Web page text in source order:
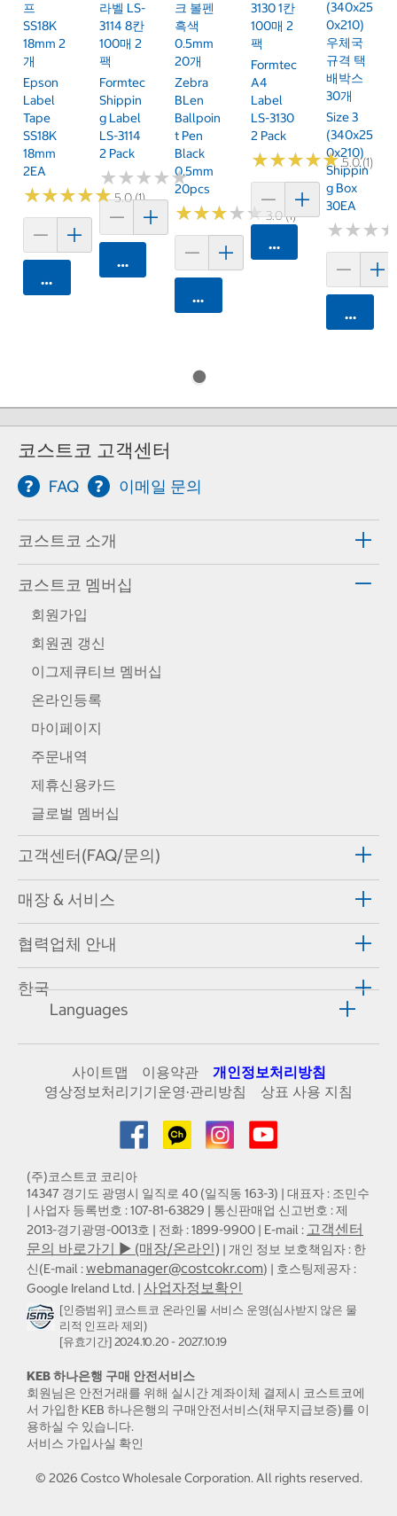
프
SS18K
18mm 2
개
Epson
Label
Tape
SS18K
18mm
2EA
★★★★★
★★★★★5.0 (1)
카트에 담기
라벨 LS-
3114 8칸
100매 2
팩
Formtec
Shippin
G Label
LS-3114
2 Pack
★★★★★
★★★★★
카트에 담기
크 볼펜
흑색
0.5mm
20개
Zebra
BLen
Ballpoin
T Pen
Black
0.5mm
20pcs
★★★★★
★★★★★3.0 (1)
카트에 담기
3130 1칸
100매 2
팩
Formtec
A4
Label
LS-3130
2 Pack
★★★★★
★★★★★5.0 (1)
카트에 담기
(340x25
0x210)
우체국
규격 택
배박스
30개
Size 3
(340x25
0x210)
Shippin
G Box
30EA
★★★
★★★
카트에
코스트코 고객센터
FAQ 이메일 문의
코스트코 소개
코스트코 멤버십
회원가입
회원권 갱신
이그제큐티브 멤버십
온라인등록
마이페이지
주문내역
제휴신용카드
글로벌 멤버십
고객센터(FAQ/문의)
매장 & 서비스
협력업체 안내
한국
Languages
사이트맵 이용약관
개인정보처리방침
영상정보처리기기운영·관리방침
상표 사용 지침
(주)코스트코 코리아
14347 경기도 광명시 일직로 40 (일직동 163-3) | 대표자 : 조민수
| 사업자 등록번호 : 107-81-63829 | 통신판매업 신고번호 : 제
2013-경기광명-0013호 | 전화 : 1899-9900 | E-mail : 고객센터
문의 바로가기 ▶ (매장/온라인) | 개인 정보 보호책임자 : 한
신(E-mail :webmanager@costcokr.com) | 호스팅제공자 :
Google Ireland Ltd. | 사업자정보확인
[인증범위] 코스트코 온라인몰 서비스 운영(심사받지 않은 물
리적 인프라 제외)
[유효기간] 2024.10.20 - 2027.10.19
KEB 하나은행 구매 안전서비스
회원님은 안전거래를 위해 실시간 계좌이체 결제시 코스트코에
서 가입한 KEB 하나은행의 구매안전서비스(채무지급보증)를 이
용하실 수 있습니다.
서비스 가입사실 확인
© 2026 Costco Wholesale Corporation.All rights reserved.